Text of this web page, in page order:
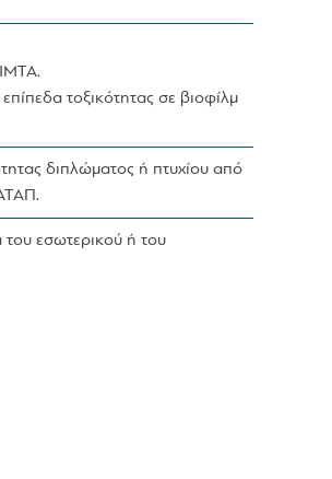
τοξικότητας σε βιοφίλμ
διπλώματος ή πτυχίου από
εσωτερικού ή του